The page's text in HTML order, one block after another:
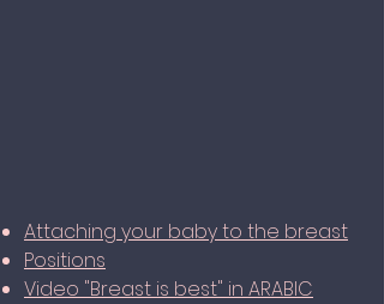
Attaching your baby to the breast
Positions
Video "Breast is best" in ARABIC